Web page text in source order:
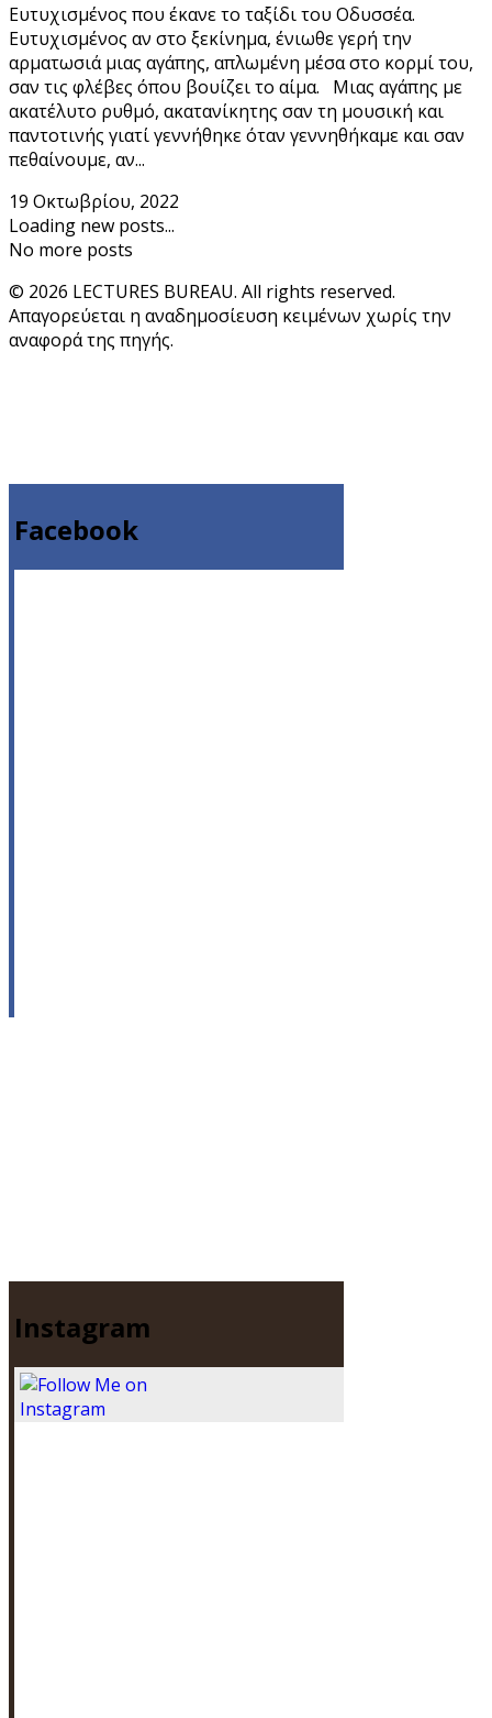
Ευτυχισμένος που έκανε το ταξίδι του Οδυσσέα.
Ευτυχισμένος αν στο ξεκίνημα, ένιωθε γερή την
αρματωσιά μιας αγάπης, απλωμένη μέσα στο κορμί του,
σαν τις φλέβες όπου βουίζει το αίμα. Μιας αγάπης με
ακατέλυτο ρυθμό, ακατανίκητης σαν τη μουσική και
παντοτινής γιατί γεννήθηκε όταν γεννηθήκαμε και σαν
πεθαίνουμε, αν...
19 Οκτωβρίου, 2022
Loading new posts...
No more posts
© 2026 LECTURES BUREAU. All rights reserved.
Απαγορεύεται η αναδημοσίευση κειμένων χωρίς την
αναφορά της πηγής.
Facebook
Instagram